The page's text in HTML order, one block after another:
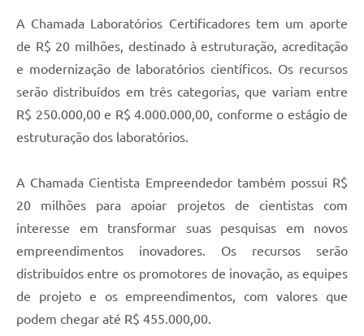
A Chamada Laboratórios Certificadores tem um aporte
de R$ 20 milhões, destinado à estruturação, acreditação
e modernização de laboratórios científicos. Os recursos
serão distribuídos em três categorias, que variam entre
R$ 250.000,00 e R$ 4.000.000,00, conforme o estágio de
estruturação dos laboratórios.
A Chamada Cientista Empreendedor também possui R$
20 milhões para apoiar projetos de cientistas com
interesse em transformar suas pesquisas em novos
empreendimentos inovadores. Os recursos serão
distribuídos entre os promotores de inovação, as equipes
de projeto e os empreendimentos, com valores que
podem chegar até R$ 455.000,00.